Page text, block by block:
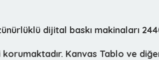
dijital baskı makinaları
korumaktadır. Kanvas Tablo ve